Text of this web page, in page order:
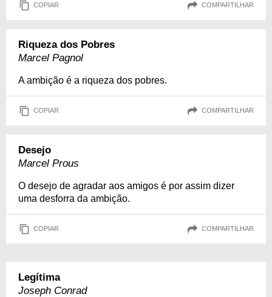
COPIAR COMPARTILHAR
Riqueza dos Pobres
Marcel Pagnol
A ambição é a riqueza dos pobres.
COPIAR COMPARTILHAR
Desejo
Marcel Prous
O desejo de agradar aos amigos é por assim dizer
uma desforra da ambição.
COPIAR COMPARTILHAR
Legítima
Joseph Conrad